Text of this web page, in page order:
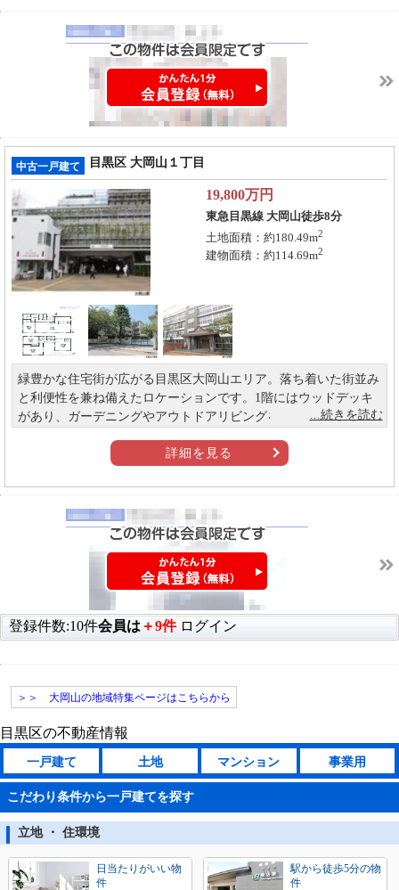
中古一戸建て 目黒区 大岡山１丁目
19,800万円
東急目黒線 大岡山徒歩8分
土地面積：約180.49m2
建物面積：約114.69m2
緑豊かな住宅街が広がる目黒区大岡山エリア。落ち着いた街並み
と利便性を兼ね備えたロケーションです。1階にはウッドデッキ
があり、ガーデニングやアウトドアリビングを楽しめます。陽光
詳細を見る
登録件数:10件会員は ＋9件 ログイン
＞＞ 大岡山の地域特集ページはこちらから
目黒区の不動産情報
一戸建て 土地 マンション 事業用
こだわり条件から一戸建てを探す
立地 ・ 住環境
日当たりがいい物
件
駅から徒歩5分の物
件